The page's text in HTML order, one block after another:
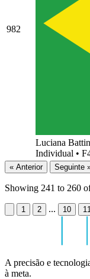
982
Luciana
Individual •
« Anterior Seguinte
Showing 241 to 260
1 2 ... 10 11
A precisão e
à meta.